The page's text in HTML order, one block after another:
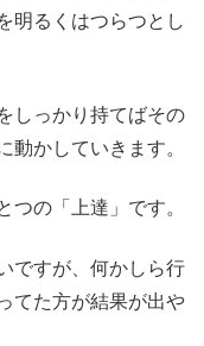
明るくはつらつとし
しっかり持てばその
動かしていきます。
つの「上達」です。
ですが、何かしら行
てた方が結果が出や